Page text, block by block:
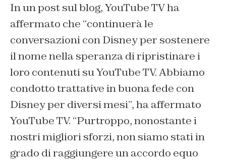
In un post sul blog, YouTube TV ha
affermato che “continuerà le
conversazioni con Disney per sostenere
il nome nella speranza di ripristinare i
loro contenuti su YouTube TV. Abbiamo
condotto trattative in buona fede con
Disney per diversi mesi”, ha affermato
YouTube TV. “Purtroppo, nonostante i
nostri migliori sforzi, non siamo stati in
grado di raggiungere un accordo equo